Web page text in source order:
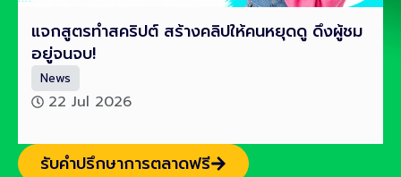
แจกสูตรทำสคริปต์ สร้างคลิปให้คนหยุดดู ดึงผู้ชม
อยู่จนจบ!
News
22 Jul 2026
รับคำปรึกษาการตลาดฟรี